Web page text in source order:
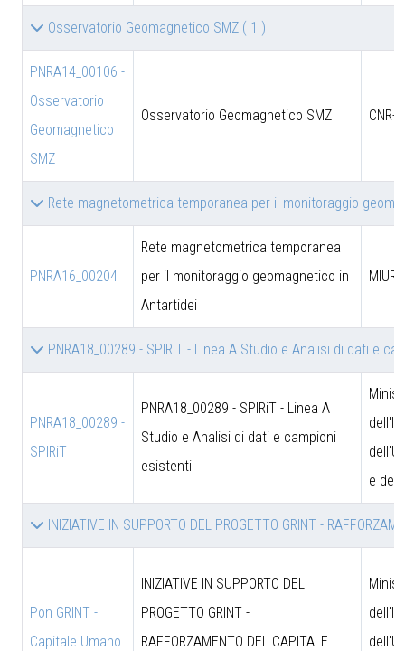
Osservatorio Geomagnetico SMZ ( 1 )
PNRA14_00106 -
Osservatorio
Geomagnetico
SMZ
Osservatorio Geomagnetico SMZ CNR-
Rete magnetometrica temporanea per il monitoraggio
PNRA16_00204
Rete magnetometrica temporanea
per il monitoraggio geomagnetico in
Antartidei
MIUR
PNRA18_00289 - SPIRiT - Linea A Studio e Analisi di dati e
PNRA18_00289 -
SPIRiT
PNRA18_00289 - SPIRiT - Linea A
Studio e Analisi di dati e campioni
esistenti
e
INIZIATIVE IN SUPPORTO DEL PROGETTO GRINT -
Pon GRINT -
Capitale Umano
INIZIATIVE IN SUPPORTO DEL
PROGETTO GRINT -
RAFFORZAMENTO DEL CAPITALE